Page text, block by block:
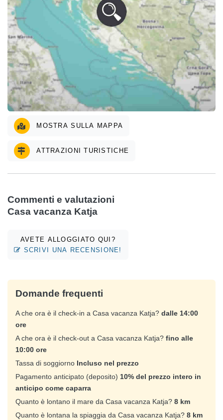
MOSTRA SULLA MAPPA
ATTRAZIONI TURISTICHE
Commenti e valutazioni
Casa vacanza Katja
AVETE ALLOGGIATO QUI?
SCRIVI UNA RECENSIONE!
Domande frequenti
A che ora è il check-in a Casa vacanza Katja? dalle 14:00
ore
A che ora è il check-out a Casa vacanza Katja? fino alle
10:00 ore
Tassa di soggiorno Incluso nel prezzo
Pagamento anticipato (deposito) 10% del prezzo intero in
anticipo come caparra
Quanto è lontano il mare da Casa vacanza Katja? 8 km
Quanto è lontana la spiaggia da Casa vacanza Katja? 8 km